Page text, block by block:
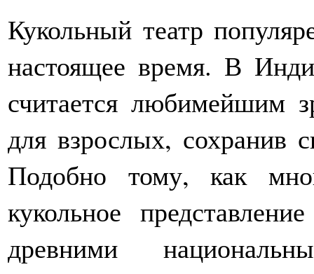
Кукольный театр
настоящее время. В
считается любимейшим
для взрослых, сохранив
Подобно тому, как
кукольное
древними